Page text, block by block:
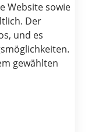
Website sowie
Der
und es
gewählten